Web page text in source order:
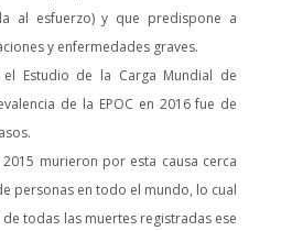
al esfuerzo) y que predispone a
y enfermedades graves.
Estudio de la Carga Mundial de
de la EPOC en 2016 fue de
2015 murieron por esta causa cerca
personas en todo el mundo, lo cual
todas las muertes registradas ese